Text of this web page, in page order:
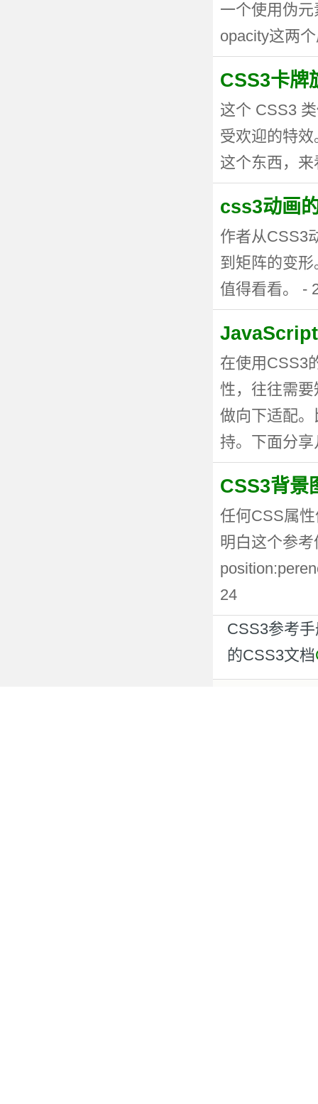
一个使用伪
opacity这两
CSS3卡牌
这个 CSS3
受欢迎的特
这个东西，
css3动画
作者从CSS3
到矩阵的变
值得看看。 -
JavaScript
在使用CSS3
性，往往需
做向下适配
持。下面分
CSS3背景
任何CSS属
明白这个参
24
CSS3参考
的CSS3文档